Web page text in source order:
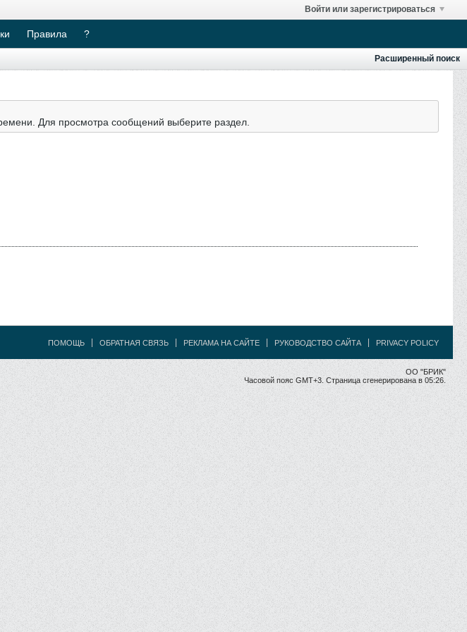
Войти или зарегистрироваться
Правила ?
Расширенный поиск
Для просмотра сообщений выберите раздел.
ПОМОЩЬ ОБРАТНАЯ СВЯЗЬ РЕКЛАМА НА САЙТЕ РУКОВОДСТВО САЙТА PRIVACY POLICY
ОО "БРИК"
Часовой пояс GMT+3. Страница сгенерирована в 05:26.